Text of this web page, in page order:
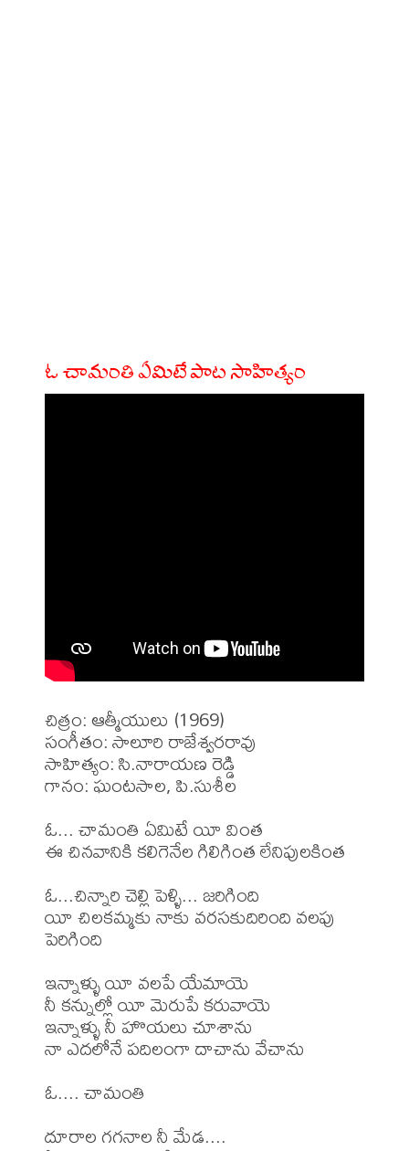
ఓ చామంతి ఏమిటే పాట సాహిత్యం
చిత్రం: ఆత్మీయులు (1969)
సంగీతం: సాలూరి రాజేశ్వరరావు
సాహిత్యం: సి.నారాయణ రెడ్డి
గానం: ఘంటసాల, పి.సుశీల
ఓ... చామంతి ఏమిటే యీ వింత
ఈ చినవానికి కలిగెనేల గిలిగింత లేనిపులకింత
ఓ...చిన్నారి చెల్లి పెళ్ళి... జరిగింది
యీ చిలకమ్మకు నాకు వరసకుదిరింది వలపు
పెరిగింది
ఇన్నాళ్ళు యీ వలపే యేమాయె
నీ కన్నుల్లో యీ మెరుపే కరువాయె
ఇన్నాళ్ళు నీ హొయలు చూశాను
నా ఎదలోనే పదిలంగా దాచాను వేచాను
ఓ.... చామంతి
దూరాల గగనాల నీ మేడ....